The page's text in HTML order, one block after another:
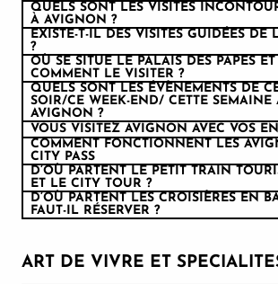
QUELS SONT LES VISITES
À AVIGNON ?
EXISTE-T-IL DES VISITES GUIDÉES DE
?
OÙ SE SITUE LE PALAIS DES PAPES ET
COMMENT LE VISITER ?
QUELS SONT LES ÉVÈNEMENTS DE
SOIR/CE WEEK-END/ CETTE SEMAINE
AVIGNON ?
VOUS VISITEZ AVIGNON AVEC VOS
COMMENT FONCTIONNENT LES
CITY PASS
D’OÙ PARTENT LE PETIT TRAIN
ET LE CITY TOUR ?
D’OÙ PARTENT LES CROISIÈRES EN
FAUT-IL RÉSERVER ?
ART DE VIVRE ET